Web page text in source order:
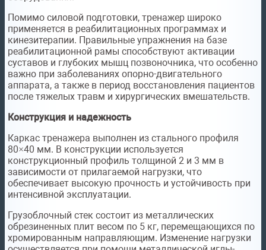
Помимо силовой подготовки, тренажер широко
применяется в реабилитационных программах и
кинезитерапии. Правильные упражнения на базе
реабилитационной рамы способствуют активации
суставов и глубоких мышц позвоночника, что особенно
важно при заболеваниях опорно-двигательного
аппарата, а также в период восстановления пациентов
после тяжелых травм и хирургических вмешательств.
Конструкция и надежность
Каркас тренажера выполнен из стального профиля
80×40 мм. В конструкции используется
конструкционный профиль толщиной 2 и 3 мм в
зависимости от прилагаемой нагрузки, что
обеспечивает высокую прочность и устойчивость при
интенсивной эксплуатации.
Грузоблочный стек состоит из металлических
обрезиненных плит весом по 5 кг, перемещающихся по
хромированным направляющим. Изменение нагрузки